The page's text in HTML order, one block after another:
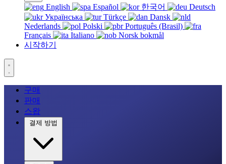
English Español 한국어
Deutsch
Українська
Türkçe
Dansk
Nederlands
Polski
Português (Brasil)
Français
Italiano
Norsk bokmål
시작하기
구매
판매
스왑
결제 방법